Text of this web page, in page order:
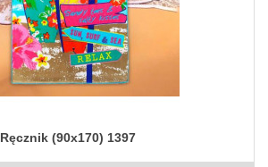
Ręcznik (90x170) 1397